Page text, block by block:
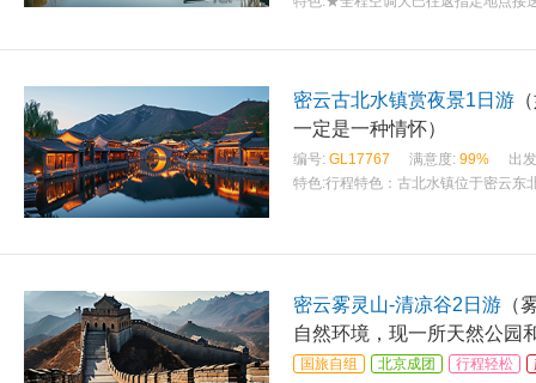
密云古北水镇赏夜景1日游
一定是一种情怀）
编号: GL17767 满意度: 99%
出
特色:行程特色：古北水镇位于密云东
密云雾灵山-清凉谷2日游 （
自然环境，现一所天然公园
国旅自组 北京成团 行程轻松